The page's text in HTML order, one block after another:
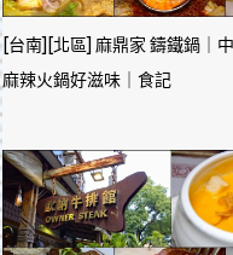
[台南][北區] 麻鼎家 鑄鐵鍋｜
麻辣火鍋好滋味｜食記